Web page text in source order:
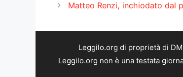
Matteo Renzi, inchiodato dal
Leggilo.org di proprietà di
Leggilo.org non è una testata